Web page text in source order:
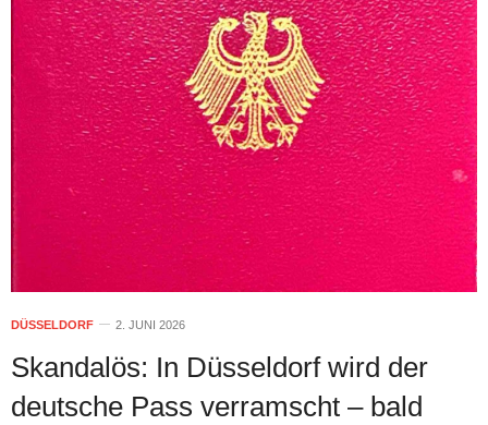
DÜSSELDORF 2. JUNI 2026
Skandalös: In Düsseldorf wird der
deutsche Pass verramscht – bald